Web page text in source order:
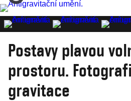
Postavy plavou
prostoru.
gravitace